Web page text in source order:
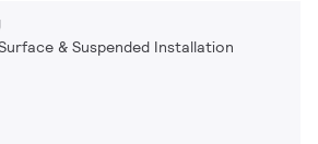
& Suspended Installation